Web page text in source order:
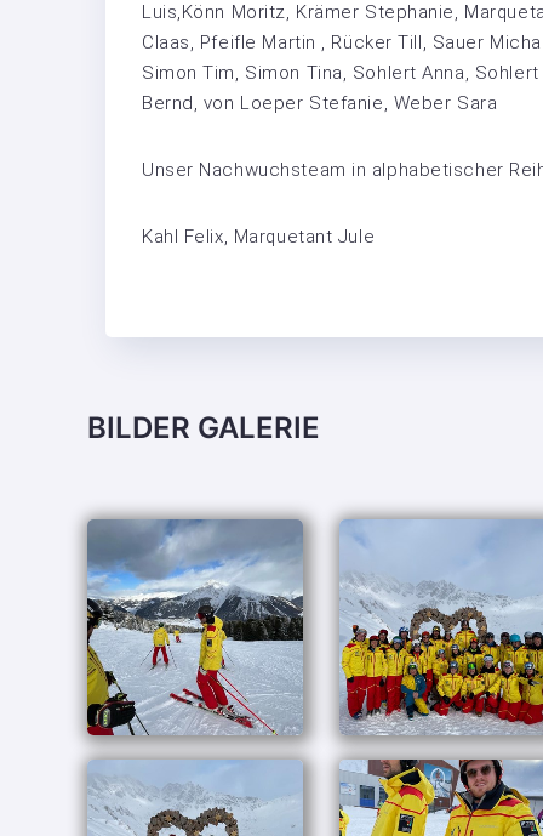
Luis,Könn Moritz, Krämer Stephanie,
Claas, Pfeifle Martin , Rücker Till, Sauer
Simon Tim, Simon Tina, Sohlert Anna,
Bernd, von Loeper Stefanie, Weber Sara
Unser Nachwuchsteam in alphabetischer
Kahl Felix, Marquetant Jule
BILDER GALERIE